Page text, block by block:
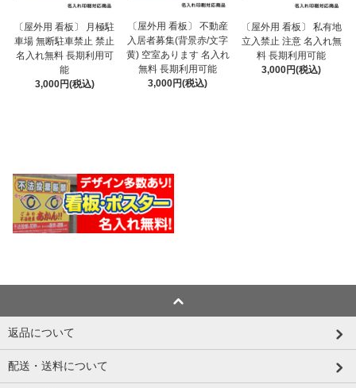
〔屋外用 看板〕 月極駐
車場 無断駐車禁止 禁止
名入れ無料 長期利用可
能
3,000円(税込)
〔屋外用 看板〕 不動産
入居者募集(背景赤/文字
黄) 空室あります 名入れ
無料 長期利用可能
3,000円(税込)
〔屋外用 看板〕 私有地
立入禁止 注意 名入れ無
料 長期利用可能
3,000円(税込)
返品について
配送・送料について